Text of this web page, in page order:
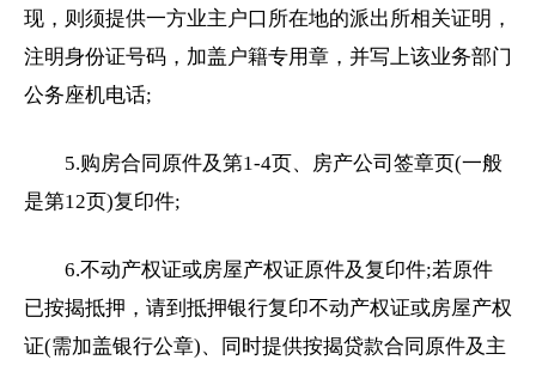
现，则须提供一方业主户口所在地的派出所相关证明，
注明身份证号码，加盖户籍专用章，并写上该业务部门
公务座机电话;
5.购房合同原件及第1-4页、房产公司签章页(一般
是第12页)复印件;
6.不动产权证或房屋产权证原件及复印件;若原件
已按揭抵押，请到抵押银行复印不动产权证或房屋产权
证(需加盖银行公章)、同时提供按揭贷款合同原件及主